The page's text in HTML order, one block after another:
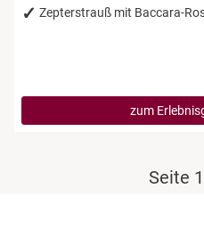
Zepterstrauß mit Baccara-
zum
Seite